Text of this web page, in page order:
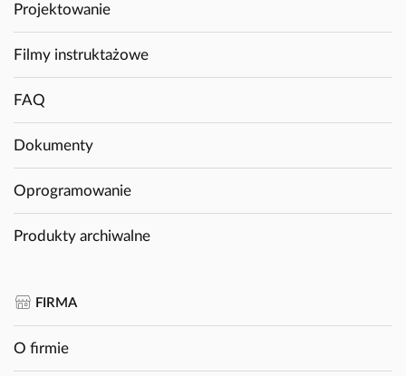
Projektowanie
Filmy instruktażowe
FAQ
Dokumenty
Oprogramowanie
Produkty archiwalne
FIRMA
O firmie